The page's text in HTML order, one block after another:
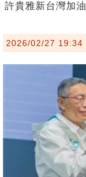
許貴雅新台灣加
2026/02/27 19:34